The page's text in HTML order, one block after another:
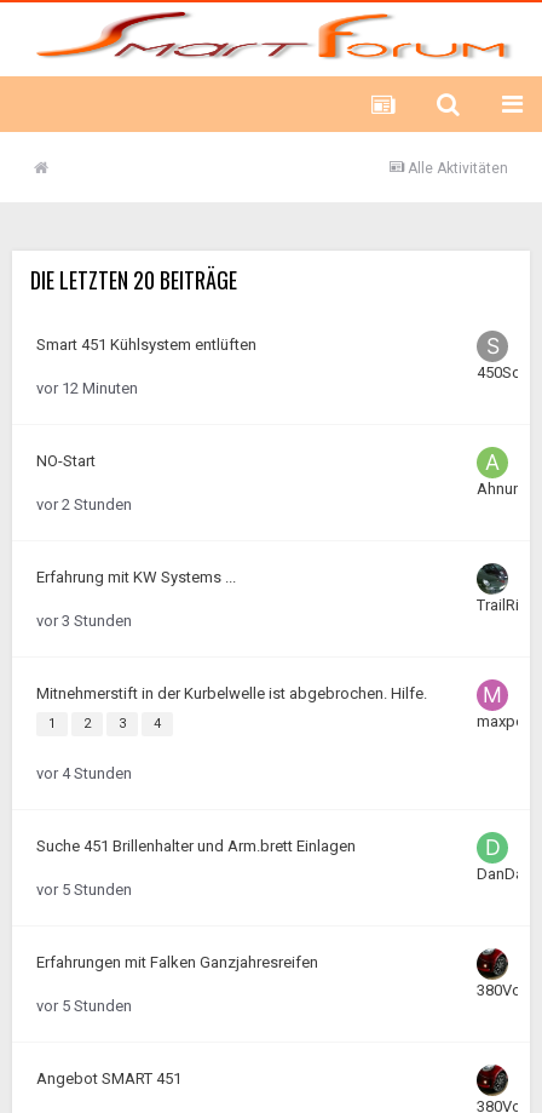
Alle Aktivitäten
DIE LETZTEN 20 BEITRÄGE
Smart 451 Kühlsystem entlüften
vor 12 Minuten
NO-Start
vor 2 Stunden
Erfahrung mit KW Systems ...
vor 3 Stunden
TrailRider
Mitnehmerstift in der Kurbelwelle ist abgebrochen. Hilfe.
1 2 3 4
vor 4 Stunden
Suche 451 Brillenhalter und Arm.brett Einlagen
vor 5 Stunden
Erfahrungen mit Falken Ganzjahresreifen
vor 5 Stunden
380Volt
Angebot SMART 451
380Volt